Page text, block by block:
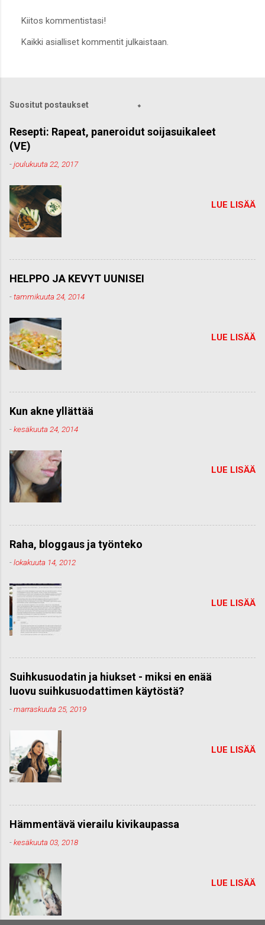
ä
o
m
e
n
Kiitos kommentistasi!
Kaikki asialliset kommentit julkaistaan.
Suositut postaukset
Resepti: Rapeat, paneroidut soijasuikaleet
(VE)
-joulukuuta 22, 2017
LUE LISÄÄ
HELPPO JA KEVYT UUNISEI
-tammikuuta 24, 2014
LUE LISÄÄ
Kun akne yllättää
-kesäkuuta 24, 2014
LUE LISÄÄ
Raha, bloggaus ja työnteko
-lokakuuta 14, 2012
LUE LISÄÄ
Suihkusuodatin ja hiukset - miksi en enää
luovu suihkusuodattimen käytöstä?
-marraskuuta 25, 2019
LUE LISÄÄ
Hämmentävä vierailu kivikaupassa
-kesäkuuta 03, 2018
LUE LISÄÄ